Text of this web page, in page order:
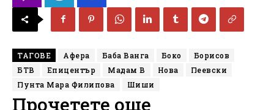
ТАГОВЕ Афера Баба Ванга Боко
Борисов
БТВ
Епицентър Мадам В Нова
Пеевски
Пунта Мара Филипова
Шиши
Прочетете още